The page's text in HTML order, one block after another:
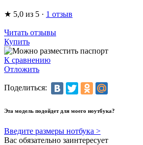
★ 5,0 из 5 · 1 отзыв
Читать отзывы
Купить
К сравнению
Отложить
Поделиться:
Эта модель подойдет для моего ноутбука?
Введите размеры нотбука >
Вас обязательно заинтересует